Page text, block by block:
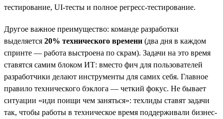
тестирование, UI-тесты и полное регресс-тестирование.
Другое важное преимущество: команде разработки
выделяется 20% технического времени (два дня в каждом
спринте — работа выстроена по скрам). Задачи на это время
ставятся самим блоком ИТ: вместо фич для пользователей
разработчики делают инструменты для самих себя. Главное
правило технического бэклога — четкий фокус. Не бывает
ситуации «иди поищи чем заняться»: техлиды ставят задачи
так, чтобы работы в техническое время поддерживали бизнес-